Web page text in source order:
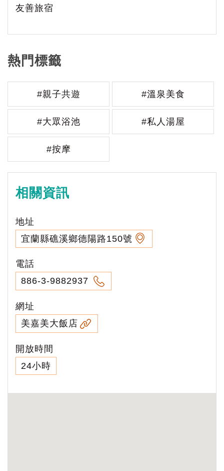
友善旅宿
熱門標籤
#親子共遊 #溫泉美食
#大眾浴池 #私人湯屋
#按摩
相關資訊
地址
宜蘭縣礁溪鄉德陽路150號
電話
886-3-9882937
網址
美嘉美大飯店
開放時間
24小時